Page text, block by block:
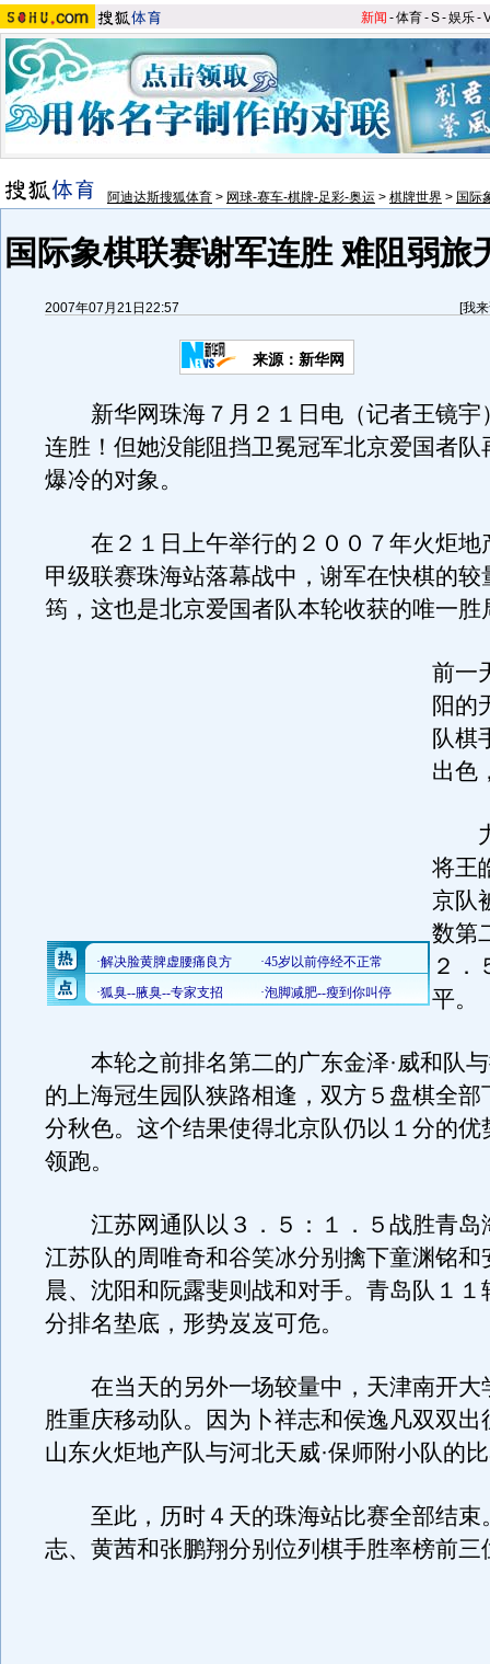
新闻 -体育-S-娱乐-
阿迪达斯搜狐体育 > 网球-赛车-棋牌-足彩-奥运 > 棋牌世界 > 国际
国际象棋联赛谢军连胜 难阻弱旅
2007年07月21日22:57 [我
来源：新华网
新华网珠海７月２１日电（记者王镜宇
连胜！但她没能阻挡卫冕冠军北京爱国者队
爆冷的对象。
在２１日上午举行的２００７年火炬地
甲级联赛珠海站落幕战中，谢军在快棋的较
筠，这也是北京爱国者队本轮收获的唯一胜
前一
阳的
队棋
出色
力
将王
京队
数第
２．
平。
本轮之前排名第二的广东金泽·威和队与
的上海冠生园队狭路相逢，双方５盘棋全部
分秋色。这个结果使得北京队仍以１分的优
领跑。
江苏网通队以３．５：１．５战胜青岛
江苏队的周唯奇和谷笑冰分别擒下童渊铭和
晨、沈阳和阮露斐则战和对手。青岛队１１
分排名垫底，形势岌岌可危。
在当天的另外一场较量中，天津南开大
胜重庆移动队。因为卜祥志和侯逸凡双双出
山东火炬地产队与河北天威·保师附小队的
至此，历时４天的珠海站比赛全部结束
志、黄茜和张鹏翔分别位列棋手胜率榜前三